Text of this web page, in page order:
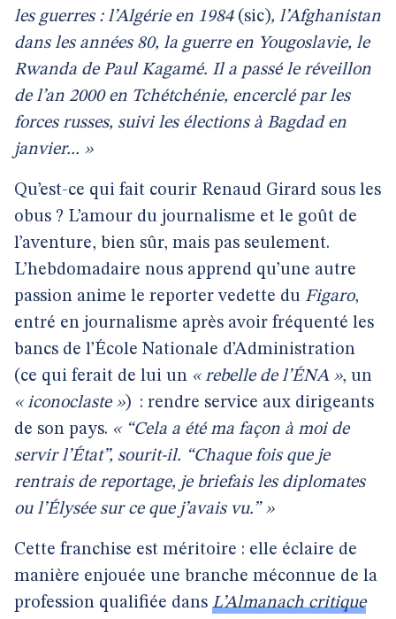
les guerres : l’Algérie en 1984(sic), l’Afghanistan
dans les années 80, la guerre en Yougoslavie, le
Rwanda de Paul Kagamé. Il a passé le réveillon
de l’an 2000 en Tchétchénie, encerclé par les
forces russes, suivi les élections à Bagdad en
janvier... »
Qu’est-ce qui fait courir Renaud Girard sous les
obus ? L’amour du journalisme et le goût de
l’aventure, bien sûr, mais pas seulement.
L’hebdomadaire nous apprend qu’une autre
passion anime le reporter vedette du Figaro,
entré en journalisme après avoir fréquenté les
bancs de l’École Nationale d’Administration
(ce qui ferait de lui un « rebelle de l’ÉNA », un
« iconoclaste ») : rendre service aux dirigeants
de son pays. « “Cela a été ma façon à moi de
servir l’État”, sourit-il. “Chaque fois que je
rentrais de reportage, je briefais les diplomates
ou l’Élysée sur ce que j’avais vu.” »
Cette franchise est méritoire : elle éclaire de
manière enjouée une branche méconnue de la
profession qualifiée dans L’Almanach critique